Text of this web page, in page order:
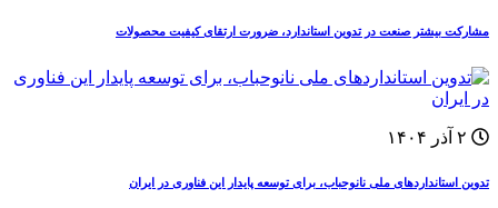
مشارکت بیشتر صنعت در تدوین استاندارد، ضرورت ارتقای کیفیت محصولات
تدوین استانداردهای ملی نانوحباب، برای توسعه پایدار این فناوری‌ در ایران